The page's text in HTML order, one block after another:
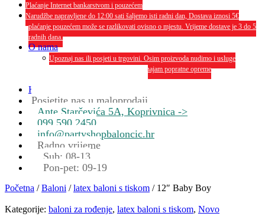
Plaćanje Internet bankarstvom i pouzećem
Narudžbe napravljene do 12:00 sati šaljemo isti radni dan, Dostava iznosi 5€
plaćanje pouzećem može se razlikovati ovisno o mjestu. Vrijeme dostave je 3 do 5
radnih dana.
O nama
Upoznaj nas ili posjeti u trgovini. Osim proizvoda nudimo i usluge
dekoriranja interijera i eksterija te najam popratne opreme
Kontakt
Posjetite nas u maloprodaji
Ante Starčevića 5A, Koprivnica ->
099 590 2450
info@partyshopbaloncic.hr
Radno vrijeme
Sub: 08-13
Pon-pet: 09-19
Početna /Baloni /latex baloni s tiskom / 12″ Baby Boy
Kategorije: baloni za rođenje, latex baloni s tiskom, Novo